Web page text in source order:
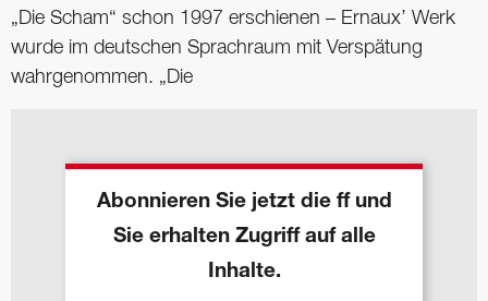
„Die Scham“ schon 1997 erschienen – Ernaux’ Werk
wurde im deutschen Sprachraum mit Verspätung
wahrgenommen. „Die
Abonnieren Sie jetzt die ff und
Sie erhalten Zugriff auf alle
Inhalte.